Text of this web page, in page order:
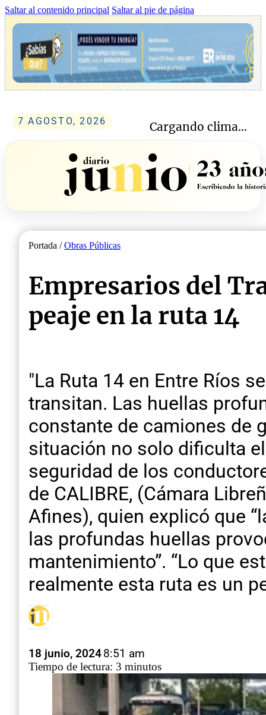
Saltar al contenido principal Saltar al pie de página
7 AGOSTO, 2026 Cargando clima...
Portada /Obras Públicas
Empresarios del
peaje en la ruta 14
"La Ruta 14 en Entre Ríos
transitan. Las huellas
constante de camiones de
situación no solo dificulta
seguridad de los
de CALIBRE, (Cámara
Afines), quien explicó que
las profundas huellas
mantenimiento”. “Lo que
realmente esta ruta es un
18 junio, 20248:51 am
Tiempo de lectura: 3 minutos